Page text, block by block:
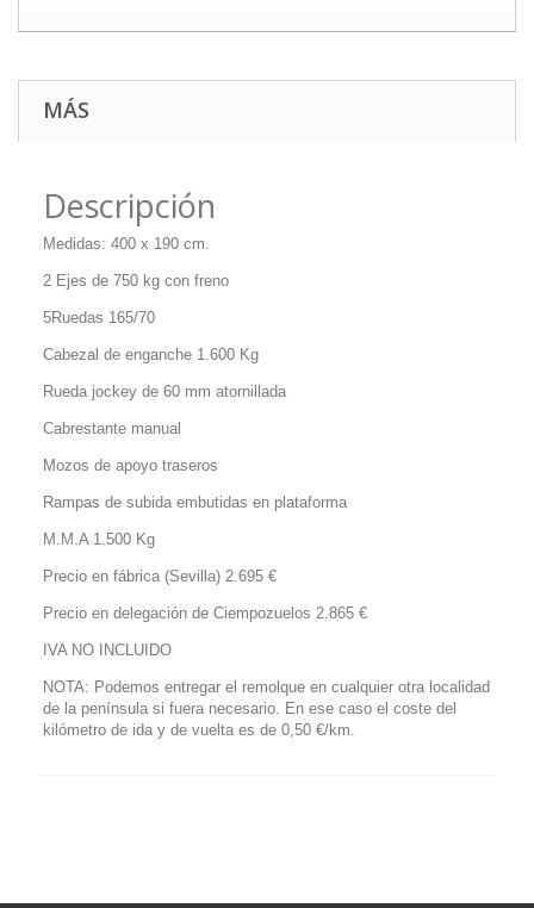
MÁS
Descripción
Medidas: 400 x 190 cm.
2 Ejes de 750 kg con freno
5Ruedas 165/70
Cabezal de enganche 1.600 Kg
Rueda jockey de 60 mm atornillada
Cabrestante manual
Mozos de apoyo traseros
Rampas de subida embutidas en plataforma
M.M.A 1.500 Kg
Precio en fábrica (Sevilla) 2.695 €
Precio en delegación de Ciempozuelos 2.865 €
IVA NO INCLUIDO
NOTA: Podemos entregar el remolque en cualquier otra localidad
de la península si fuera necesario. En ese caso el coste del
kilómetro de ida y de vuelta es de 0,50 €/km.